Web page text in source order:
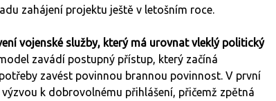
zahájení projektu ještě v letošním roce.
vojenské služby, který má urovnat vleklý politický
zavádí postupný přístup, který začíná
zavést povinnou brannou povinnost. V první
k dobrovolnému přihlášení, přičemž zpětná